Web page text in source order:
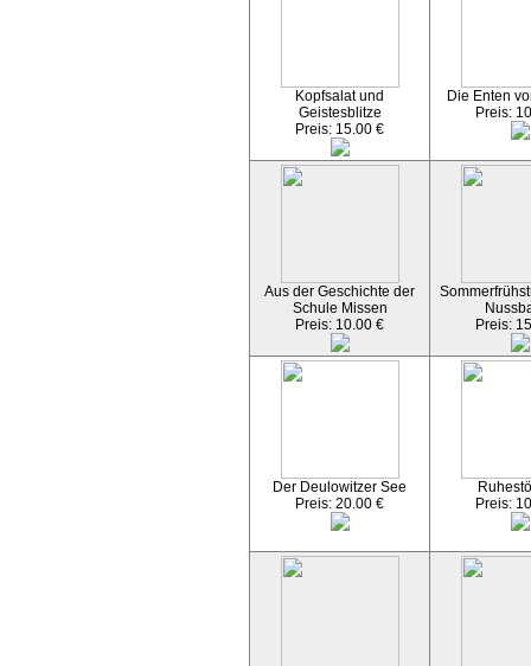
Kopfsalat und
Geistesblitze
Preis: 15.00 €
Die Enten
Preis:
Aus der Geschichte der
Schule Missen
Preis: 10.00 €
Preis:
Der Deulowitzer See
Preis: 20.00 €
Preis: